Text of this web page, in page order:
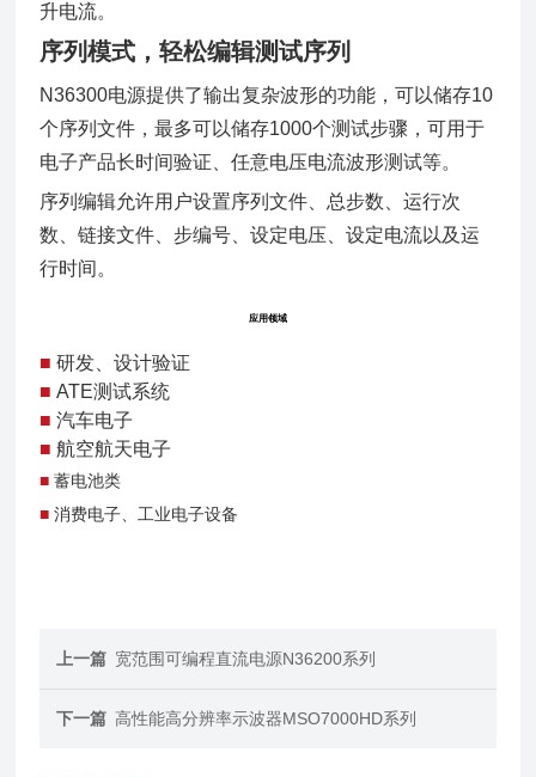
升电流。
序列模式，轻松编辑测试序列
N36300电源提供了输出复杂波形的功能，可以储存10
个序列文件，最多可以储存1000个测试步骤，可用于
电子产品长时间验证、任意电压电流波形测试等。
序列编辑允许用户设置序列文件、总步数、运行次
数、链接文件、步编号、设定电压、设定电流以及运
行时间。
应用领域
■ 研发、设计验证
■ ATE测试系统
■ 汽车电子
■ 航空航天电子
■ 蓄电池类
■ 消费电子、工业电子设备
上一篇 宽范围可编程直流电源N36200系列
下一篇 高性能高分辨率示波器MSO7000HD系列